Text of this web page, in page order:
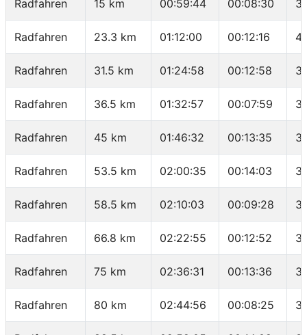
Radfahren 15 km 00:59:44 00:08:30
Radfahren 23.3 km 01:12:00 00:12:16
Radfahren 31.5 km 01:24:58 00:12:58
Radfahren 36.5 km 01:32:57 00:07:59
Radfahren 45 km 01:46:32 00:13:35
Radfahren 53.5 km 02:00:35 00:14:03
Radfahren 58.5 km 02:10:03 00:09:28
Radfahren 66.8 km 02:22:55 00:12:52
Radfahren 75 km 02:36:31 00:13:36
Radfahren 80 km 02:44:56 00:08:25